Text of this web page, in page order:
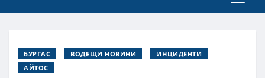
БУРГАС ВОДЕЩИ НОВИНИ
ИНЦИДЕНТИ
АЙТОС